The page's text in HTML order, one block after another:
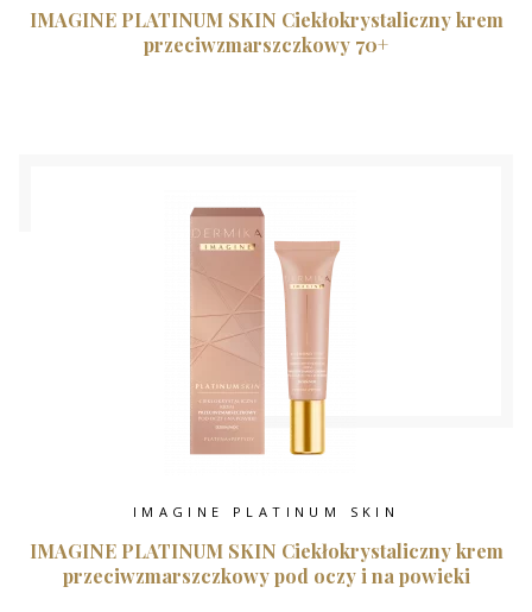
IMAGINE PLATINUM SKIN Ciekłokrystaliczny krem
przeciwzmarszczkowy 70+
IMAGINE PLATINUM SKIN
IMAGINE PLATINUM SKIN Ciekłokrystaliczny krem
przeciwzmarszczkowy pod oczy i na powieki